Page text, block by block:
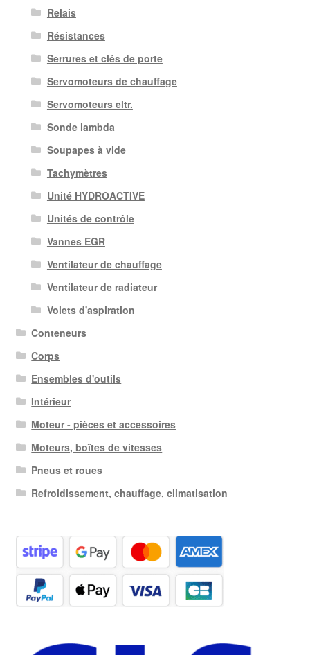
Relais
Résistances
Serrures et clés de porte
Servomoteurs de chauffage
Servomoteurs eltr.
Sonde lambda
Soupapes à vide
Tachymètres
Unité HYDROACTIVE
Unités de contrôle
Vannes EGR
Ventilateur de chauffage
Ventilateur de radiateur
Volets d'aspiration
Conteneurs
Corps
Ensembles d'outils
Intérieur
Moteur - pièces et accessoires
Moteurs, boîtes de vitesses
Pneus et roues
Refroidissement, chauffage, climatisation